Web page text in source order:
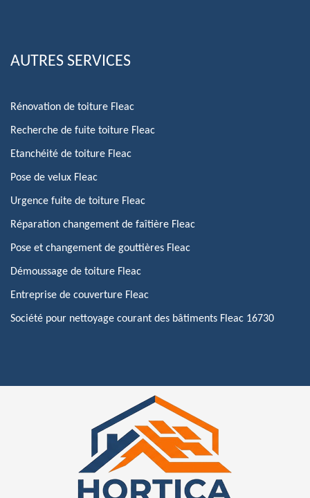
AUTRES SERVICES
Rénovation de toiture Fleac
Recherche de fuite toiture Fleac
Etanchéité de toiture Fleac
Pose de velux Fleac
Urgence fuite de toiture Fleac
Réparation changement de faîtière Fleac
Pose et changement de gouttières Fleac
Démoussage de toiture Fleac
Entreprise de couverture Fleac
Société pour nettoyage courant des bâtiments Fleac 16730